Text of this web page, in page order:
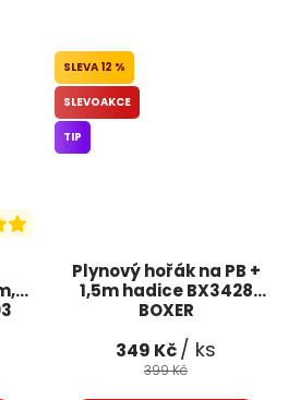
Plynový hořák na PB +
1,5m hadice BX3428
BOXER
12 %
SLEVOAKCE
TIP
349 Kč/ ks
399 Kč